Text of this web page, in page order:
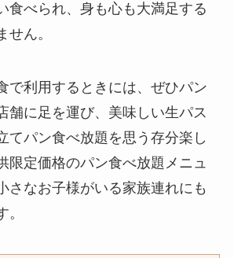
食べられ、身も心も大満足する
せん。
で利用するときには、ぜひパン
舗に足を運び、美味しい生パス
てパン食べ放題を思う存分楽し
限定価格のパン食べ放題メニュ
さなお子様がいる家族連れにも